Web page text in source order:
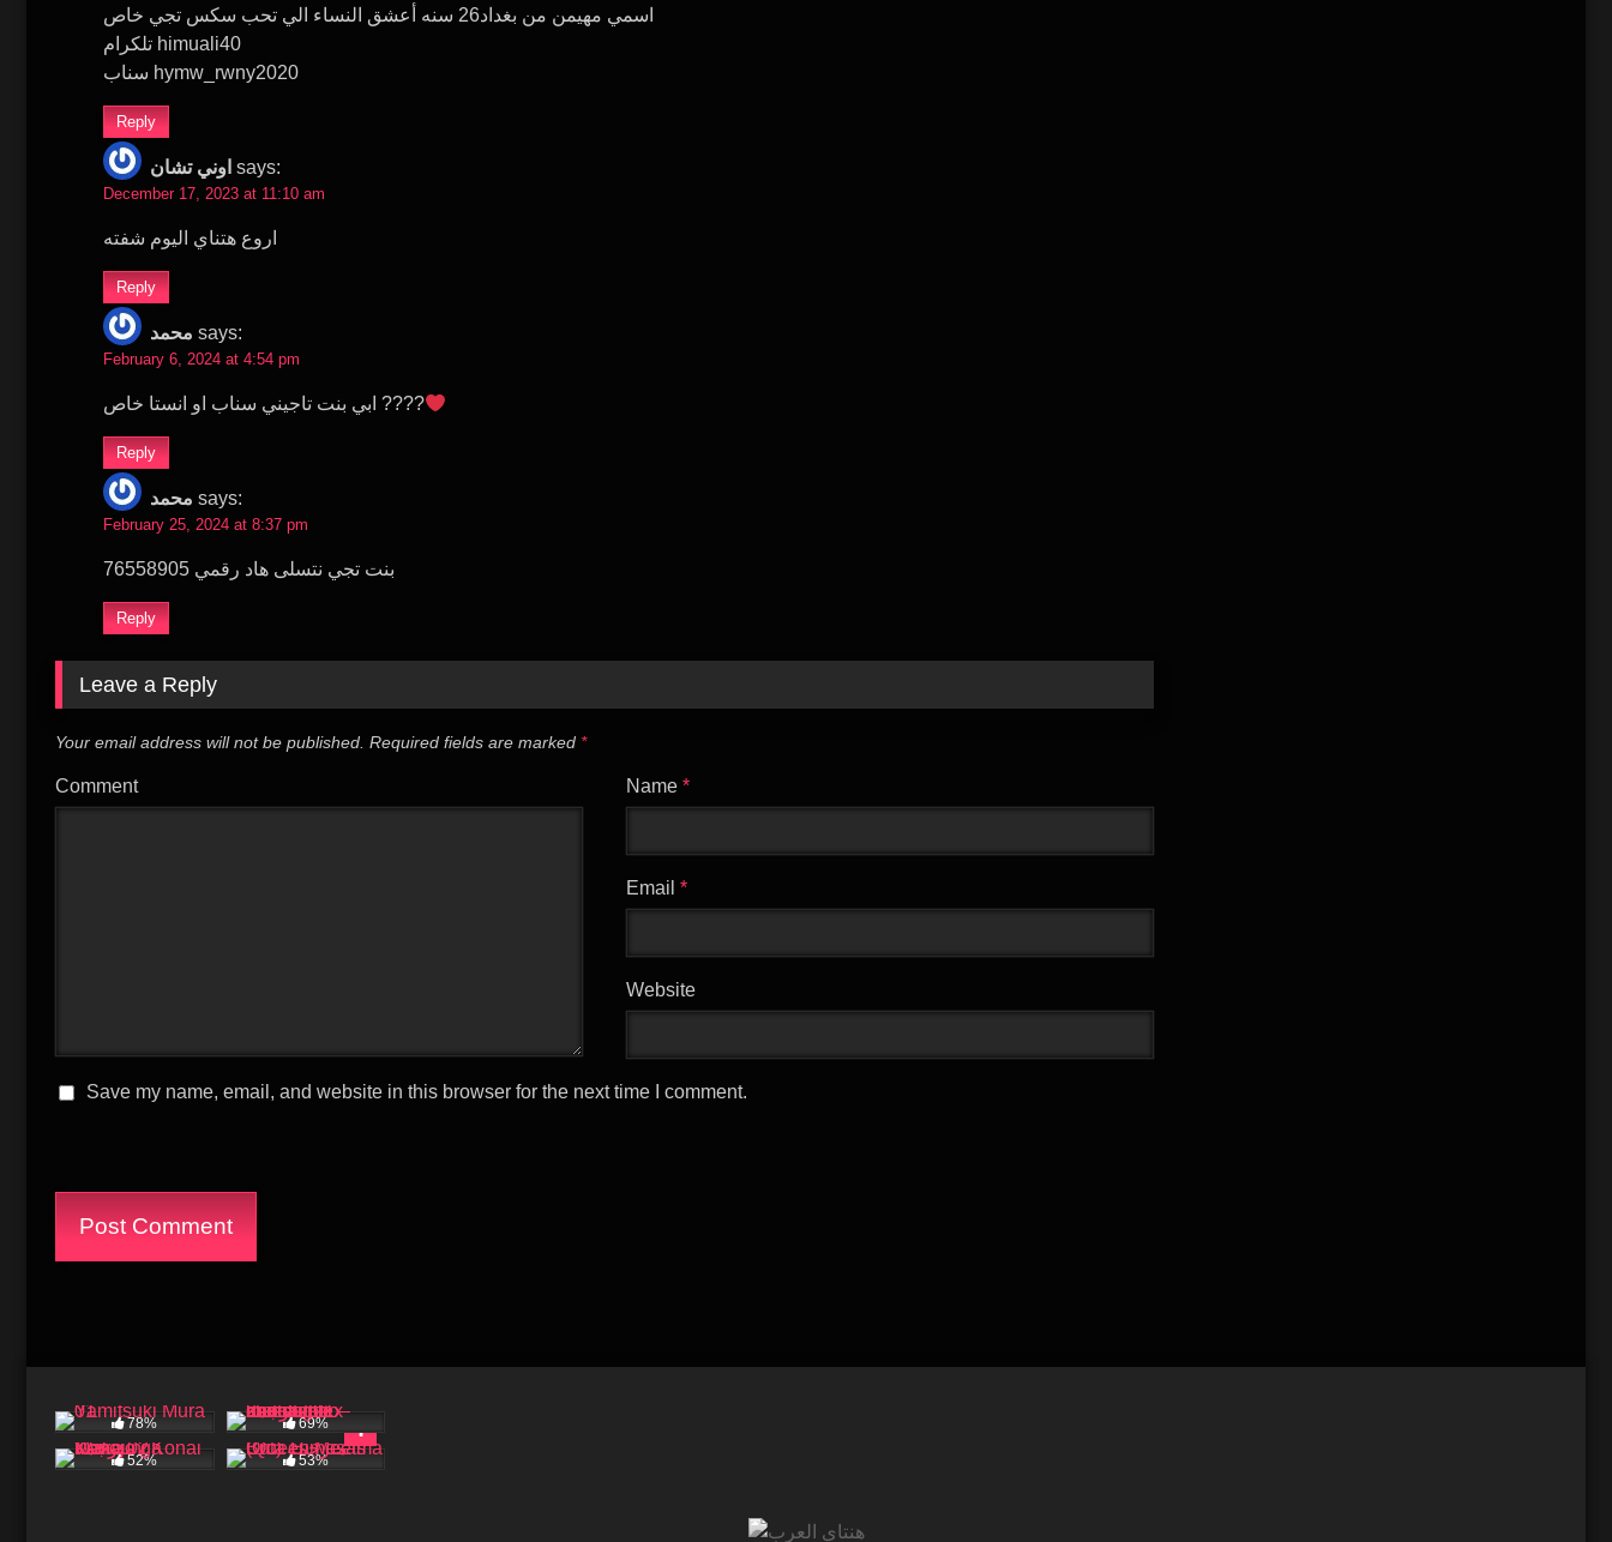
اسمي مهيمن من بغداد26 سنه أعشق النساء الي تحب سكس تجي خاص
تلكرام himuali40
سناب hymw_rwny2020
Reply
اوني تشان says:
December 17, 2023 at 11:10 am
اروع هتناي اليوم شفته
Reply
محمد says:
February 6, 2024 at 4:54 pm
ابي بنت تاجيني سناب او انستا خاص ????
Reply
محمد says:
February 25, 2024 at 8:37 pm
بنت تجي نتسلى هاد رقمي 76558905
Reply
Leave a Reply
Your email address will not be published. Required fields are marked *
Comment Name*
Email*
Website
Save my name, email, and website in this browser for the next time I comment.
78% 69%
52% 53%